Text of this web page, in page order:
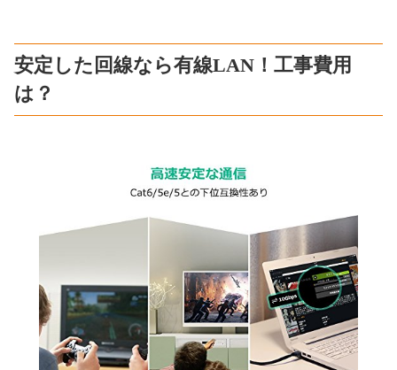
安定した回線なら有線LAN！工事費用
は？